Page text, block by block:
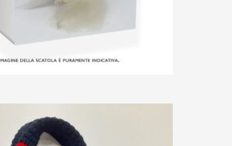
25 ANGIOLETTI
€15,00